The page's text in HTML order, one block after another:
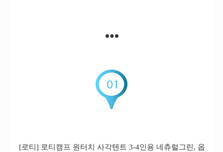
[로티] 로티캠프 원터치 사각텐트 3-4인용 네츄럴그린, 옵